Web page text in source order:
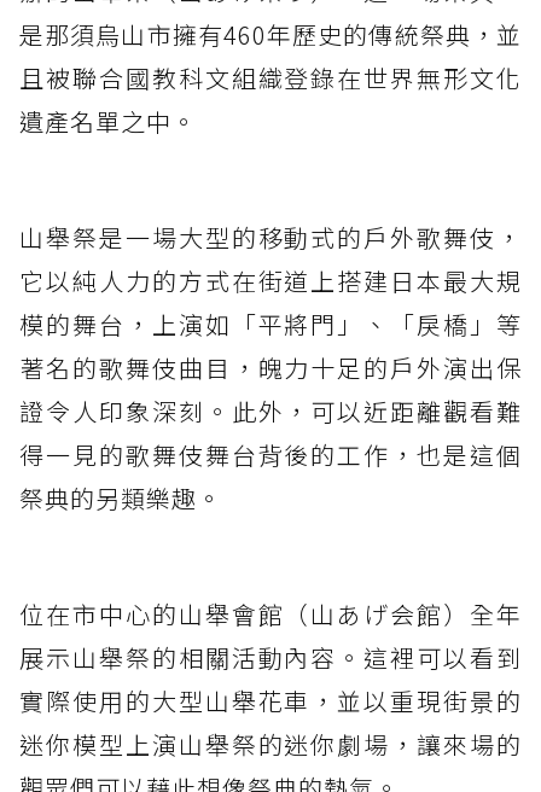
是那須烏山市擁有460年歷史的傳統祭典，並
且被聯合國教科文組織登錄在世界無形文化
遺產名單之中。
山舉祭是一場大型的移動式的戶外歌舞伎，
它以純人力的方式在街道上搭建日本最大規
模的舞台，上演如「平將門」、「戾橋」等
著名的歌舞伎曲目，魄力十足的戶外演出保
證令人印象深刻。此外，可以近距離觀看難
得一見的歌舞伎舞台背後的工作，也是這個
祭典的另類樂趣。
位在市中心的山舉會館（山あげ会館）全年
展示山舉祭的相關活動內容。這裡可以看到
實際使用的大型山舉花車，並以重現街景的
迷你模型上演山舉祭的迷你劇場，讓來場的